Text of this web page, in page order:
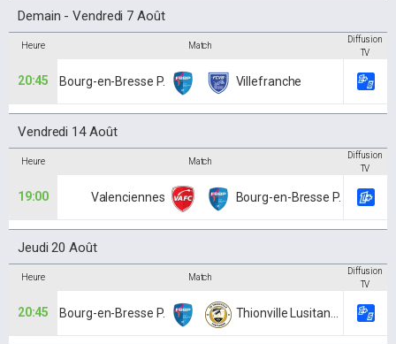
Demain - Vendredi 7 Août
Heure Match
Diffusion
TV
20:45 Bourg-en-Bresse P. Villefranche
Vendredi 14 Août
Heure Match
Diffusion
TV
19:00 Valenciennes Bourg-en-Bresse P.
Jeudi 20 Août
Heure Match
Diffusion
TV
20:45 Bourg-en-Bresse P. Thionville Lusitanos